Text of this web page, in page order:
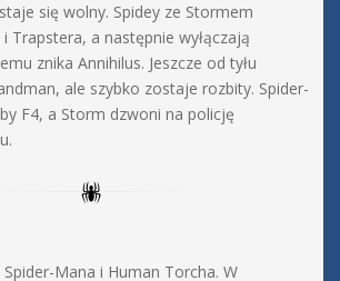
się wolny. Spidey ze Stormem
Trapstera, a następnie wyłączają
znika Annihilus. Jeszcze od tyłu
ale szybko zostaje rozbity. Spider-
F4, a Storm dzwoni na policję
Mana i Human Torcha. W